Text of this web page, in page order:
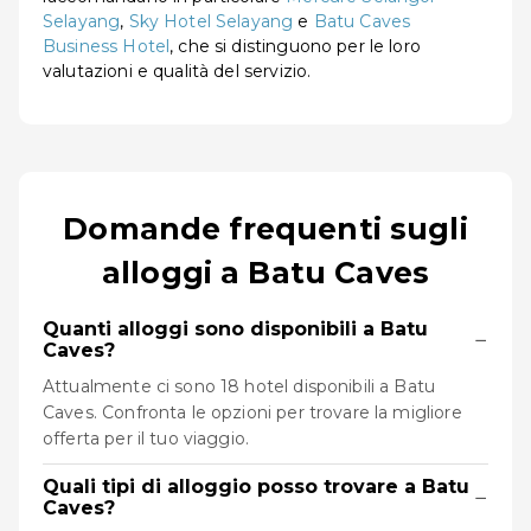
Selayang, Sky Hotel Selayang e Batu Caves
Business Hotel, che si distinguono per le loro
valutazioni e qualità del servizio.
Domande frequenti sugli
alloggi a Batu Caves
Quanti alloggi sono disponibili a Batu
Caves?
−
Attualmente ci sono 18 hotel disponibili a Batu
Caves. Confronta le opzioni per trovare la migliore
offerta per il tuo viaggio.
Quali tipi di alloggio posso trovare a Batu
Caves?
−